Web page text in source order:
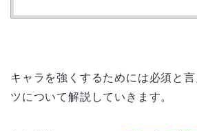
キャラを強くするためには必須と
ツについて解説していきます。